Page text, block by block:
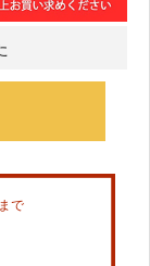
で